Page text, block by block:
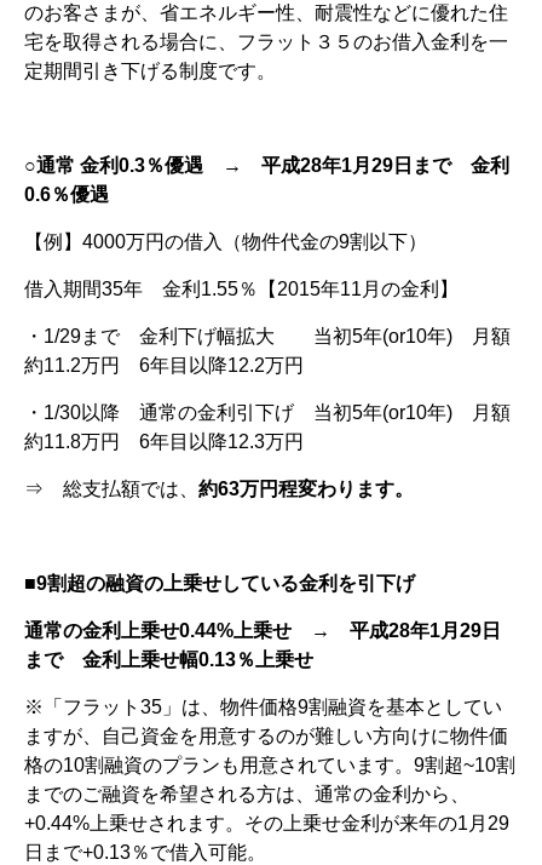
のお客さまが、省エネルギー性、耐震性などに優れた住
宅を取得される場合に、フラット３５のお借入金利を一
定期間引き下げる制度です。
○通常 金利0.3％優遇 → 平成28年1月29 日まで 金利
0.6％優遇
【例】4000万円の借入（物件代金の9割以下）
借入期間35年 金利1.55％【2015年11月の金利】
・1/29まで 金利下げ幅拡大 当初5年(or10年) 月額
約11.2万円 6年目以降12.2万円
・1/30以降 通常の金利引下げ 当初5年(or10年) 月額
約11.8万円 6年目以降12.3万円
⇒ 総支払額では、 約63万円程変わります。
■9割超の融資の上乗せしている金利を引下げ
通常の金利上乗せ0.44% 上乗せ → 平成28年1月29 日
まで 金利上乗せ幅0.13％上乗せ
※「フラット35」は、物件価格9割融資を基本としてい
ますが、自己資金を用意するのが難しい方向けに物件価
格の10割融資のプランも用意されています。9割超~10割
までのご融資を希望される方は、通常の金利から、
+0.44%上乗せされます。その上乗せ金利が来年の1月29
日まで+0.13％で借入可能。